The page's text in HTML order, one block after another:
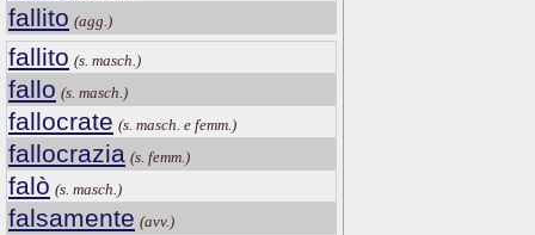
fallito (agg.)
fallito (s. masch.)
fallo (s. masch.)
fallocrate (s. masch. e femm.)
fallocrazia (s. femm.)
falò (s. masch.)
falsamente (avv.)